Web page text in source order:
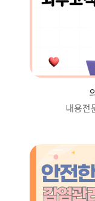
내용전